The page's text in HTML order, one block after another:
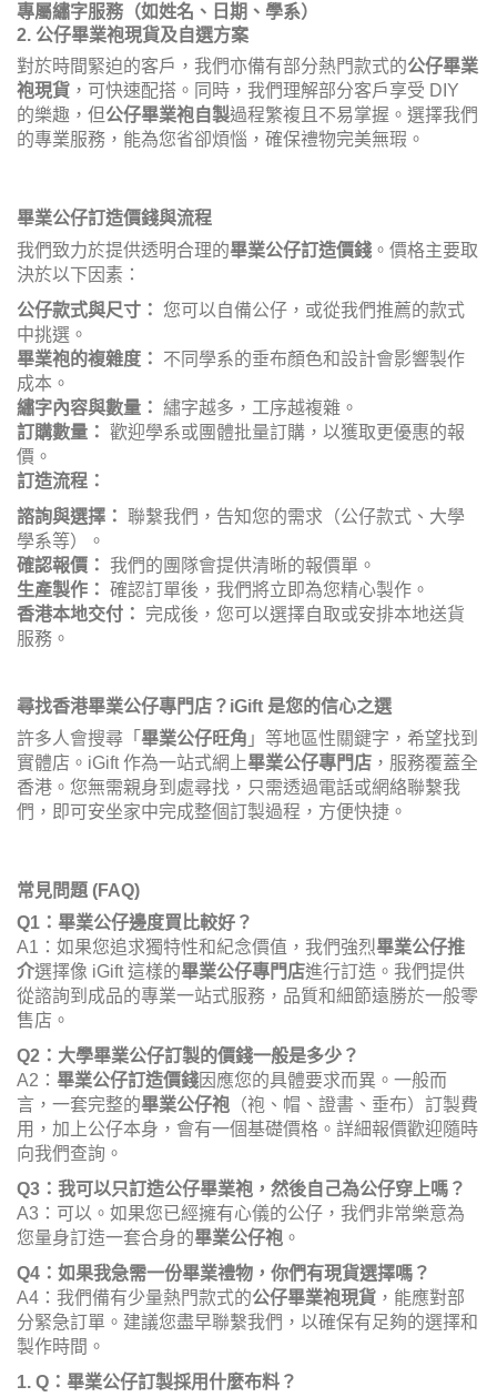
專屬繡字服務（如姓名、日期、學系）
2. 公仔畢業袍現貨及自選方案
對於時間緊迫的客戶，我們亦備有部分熱門款式的公仔畢業
袍現貨 ，可快速配搭。同時，我們理解部分客戶享受 DIY
的樂趣，但公仔畢業袍自製過程繁複且不易掌握。選擇我們
的專業服務，能為您省卻煩惱，確保禮物完美無瑕。
畢業公仔訂造價錢與流程
我們致力於提供透明合理的畢業公仔訂造價錢 。價格主要取
決於以下因素：
公仔款式與尺寸： 您可以自備公仔，或從我們推薦的款式
中挑選。
畢業袍的複雜度：
不同學系的垂布顏色和設計會影響製作
成本。
繡字內容與數量： 繡字越多，工序越複雜。
訂購數量： 歡迎學系或團體批量訂購，以獲取更優惠的報
價。
訂造流程：
諮詢與選擇： 聯繫我們，告知您的需求（公仔款式、大學
學系等）。
確認報價： 我們的團隊會提供清晰的報價單。
生產製作： 確認訂單後，我們將立即為您精心製作。
香港本地交付：
完成後，您可以選擇自取或安排本地送貨
服務。
尋找香港畢業公仔專門店？iGift 是您的信心之選
許多人會搜尋「 畢業公仔旺角 」等地區性關鍵字，希望找到
實體店。iGift 作為一站式網上畢業公仔專門店 ，服務覆蓋全
香港。您無需親身到處尋找，只需透過電話或網絡聯繫我
們，即可安坐家中完成整個訂製過程，方便快捷。
常見問題 (FAQ)
Q1：畢業公仔邊度買比較好？
A1：如果您追求獨特性和紀念價值，我們強烈畢業公仔推
介選擇像 iGift 這樣的畢業公仔專門店進行訂造。我們提供
從諮詢到成品的專業一站式服務，品質和細節遠勝於一般零
售店。
Q2：大學畢業公仔訂製的價錢一般是多少？
A2： 畢業公仔訂造價錢因應您的具體要求而異。一般而
言，一套完整的畢業公仔袍 （袍、帽、證書、垂布）訂製費
用，加上公仔本身，會有一個基礎價格。詳細報價歡迎隨時
向我們查詢。
Q3：我可以只訂造公仔畢業袍，然後自己為公仔穿上嗎？
A3：可以。如果您已經擁有心儀的公仔，我們非常樂意為
您量身訂造一套合身的畢業公仔袍 。
Q4：如果我急需一份畢業禮物，你們有現貨選擇嗎？
A4：我們備有少量熱門款式的公仔畢業袍現貨 ，能應對部
分緊急訂單。建議您盡早聯繫我們，以確保有足夠的選擇和
製作時間。
1. Q：畢業公仔訂製採用什麼布料？